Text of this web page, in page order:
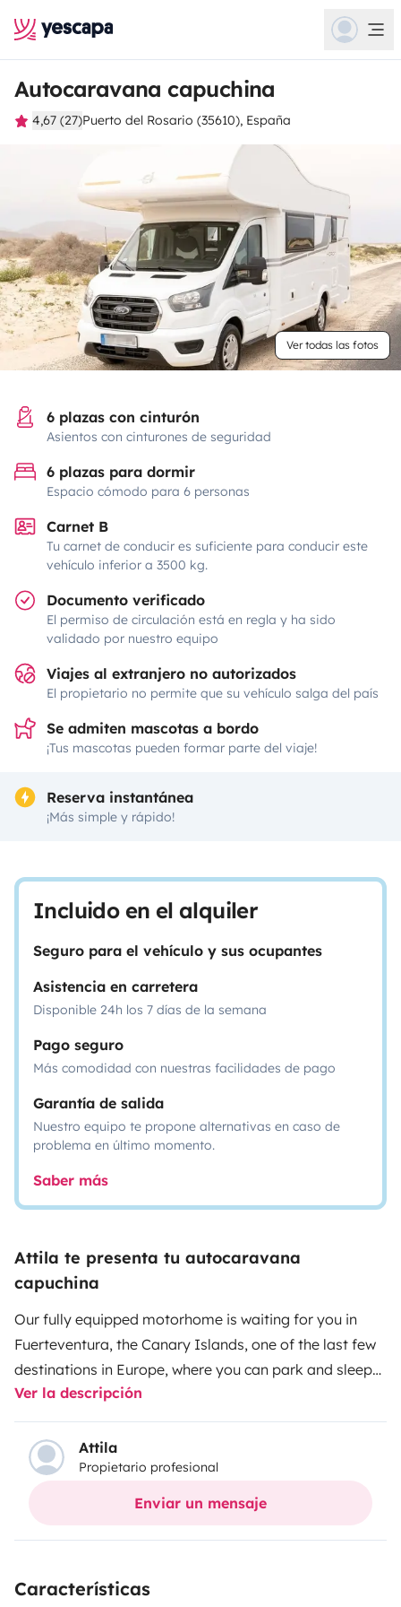
Autocaravana capuchina
4,67 (27)Puerto del Rosario (35610), España
Ver todas las fotos
6 plazas con cinturón
Asientos con cinturones de seguridad
6 plazas para dormir
Espacio cómodo para 6 personas
Carnet B
Tu carnet de conducir es suficiente para conducir este
vehículo inferior a 3500 kg.
Documento verificado
El permiso de circulación está en regla y ha sido
validado por nuestro equipo
Viajes al extranjero no autorizados
El propietario no permite que su vehículo salga del país
Se admiten mascotas a bordo
¡Tus mascotas pueden formar parte del viaje!
Reserva instantánea
¡Más simple y rápido!
Incluido en el alquiler
Seguro para el vehículo y sus ocupantes
Asistencia en carretera
Disponible 24h los 7 días de la semana
Pago seguro
Más comodidad con nuestras facilidades de pago
Garantía de salida
Nuestro equipo te propone alternativas en caso de
problema en último momento.
Saber más
Attila te presenta tu autocaravana
capuchina
Our fully equipped motorhome is waiting for you in
Fuerteventura, the Canary Islands, one of the last few
destinations in Europe, where you can park and sleep
practically anywhere. Yes, including the majestic
beaches and rocks of the Atlantic Ocean. If you are a
surfer, kitesurfer or windsurfer, we believe, you could
hardly imagine a more special vacation than with a
caravan on the spot where you can ride the waves in
or friends, even is not (only) for surfing, the island will
one, for sure. The motorhome has everything you need
Ver la descripción
Attila
Propietario profesional
Enviar un mensaje
Características